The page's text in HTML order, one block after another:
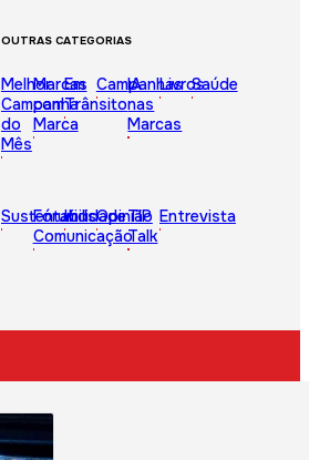
OUTRAS CATEGORIAS
Melhor
Campanha
do
Mês
Marcas
com
Marca
Em
Trânsito
Campanhas
IA
nas
Marcas
LivrosSaúde
Sustentabilidade
Fórum
Comunicação
KidsOpinião
TIP
Talk
Entrevista